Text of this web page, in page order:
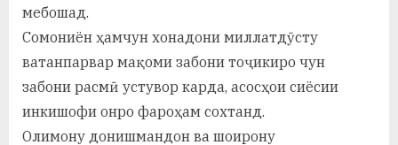
мебошад.
Сомониён ҳамчун хонадони миллатдӯсту
ватанпарвар мақоми забони тоҷикиро чун
забони расмӣ устувор карда, асосҳои сиёсии
инкишофи онро фароҳам сохтанд.
Олимону донишмандон ва шоирону